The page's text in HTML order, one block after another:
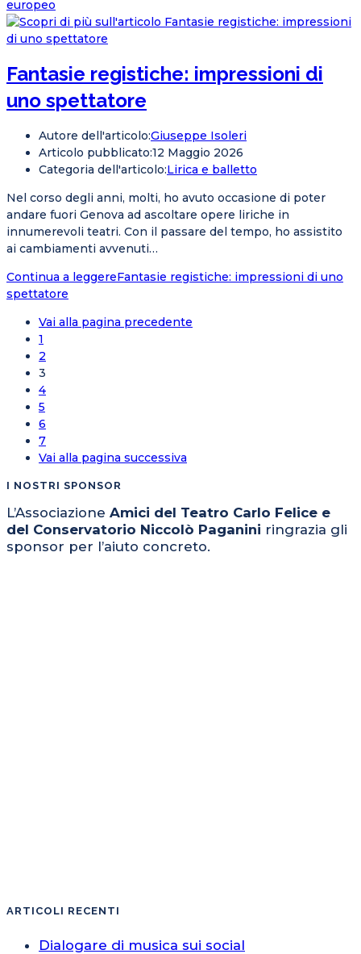
europeo
Fantasie registiche: impressioni di
uno spettatore
Autore dell'articolo:Giuseppe Isoleri
Articolo pubblicato:12 Maggio 2026
Categoria dell'articolo:Lirica e balletto
Nel corso degli anni, molti, ho avuto occasione di poter
andare fuori Genova ad ascoltare opere liriche in
innumerevoli teatri. Con il passare del tempo, ho assistito
ai cambiamenti avvenuti…
Continua a leggereFantasie registiche: impressioni di uno
spettatore
Vai alla pagina precedente
1
2
3
4
5
6
7
Vai alla pagina successiva
I NOSTRI SPONSOR
L’Associazione Amici del Teatro Carlo Felice e
del Conservatorio Niccolò Paganini ringrazia gli
sponsor per l’aiuto concreto.
ARTICOLI RECENTI
Dialogare di musica sui social